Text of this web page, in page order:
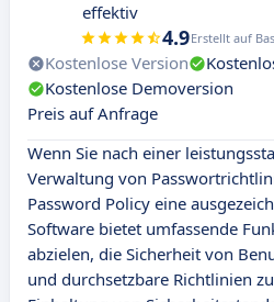
effektiv
4.9Erstellt auf
Kostenlose Version
Kostenlose Demoversion
Preis auf Anfrage
Wenn Sie nach einer
Verwaltung von
Password Policy eine
Software bietet umfassende
abzielen, die Sicherheit von
und durchsetzbare Richtlinien